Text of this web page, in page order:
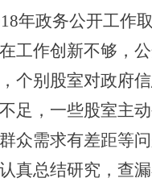
8年政务公开工作
工作创新不够，
个别股室对政府
足，一些股室主
众需求有差距等
真总结研究，查